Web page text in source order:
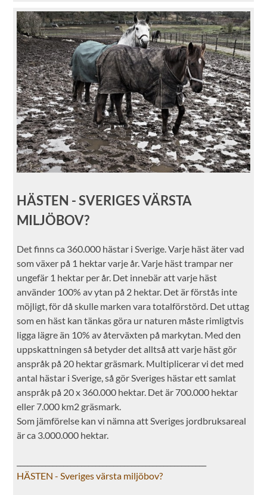
HÄSTEN - SVERIGES VÄRSTA
MILJÖBOV?
Det finns ca 360.000 hästar i Sverige. Varje häst äter vad
som växer på 1 hektar varje år. Varje häst trampar ner
ungefär 1 hektar per år. Det innebär att varje häst
använder 100% av ytan på 2 hektar. Det är förstås inte
möjligt, för då skulle marken vara totalförstörd. Det uttag
som en häst kan tänkas göra ur naturen måste rimligtvis
ligga lägre än 10% av återväxten på markytan. Med den
uppskattningen så betyder det alltså att varje häst gör
anspråk på 20 hektar gräsmark. Multiplicerar vi det med
antal hästar i Sverige, så gör Sveriges hästar ett samlat
anspråk på 20 x 360.000 hektar. Det är 700.000 hektar
eller 7.000 km2 gräsmark.
Som jämförelse kan vi nämna att Sveriges jordbruksareal
är ca 3.000.000 hektar.
HÄSTEN - Sveriges värsta miljöbov?